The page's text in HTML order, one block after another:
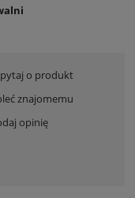
o produkt
znajomemu
opinię